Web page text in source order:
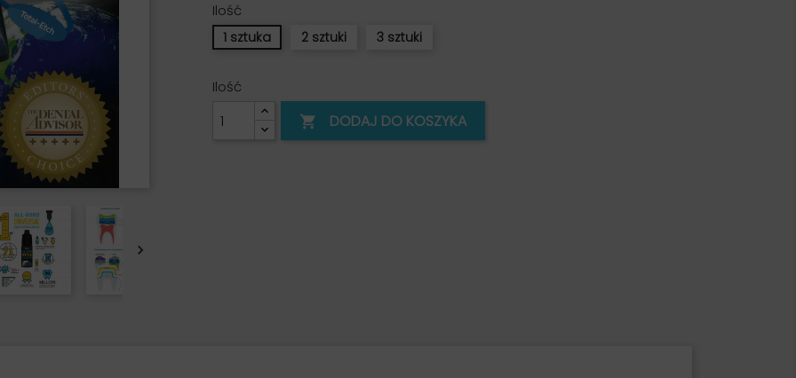

Ilość
1 sztuka 2 sztuki 3 sztuki
Ilość
 DODAJ DO KOSZYKA